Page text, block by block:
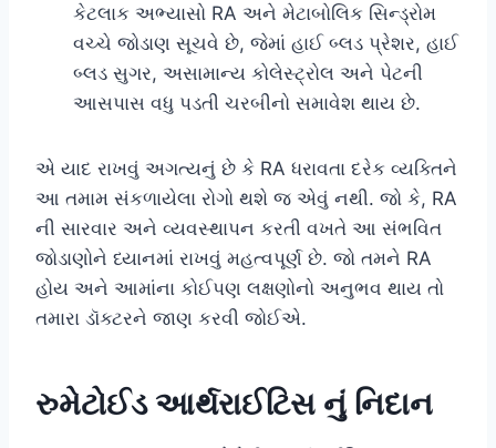
કેટલાક અભ્યાસો RA અને મેટાબોલિક સિન્ડ્રોમ
વચ્ચે જોડાણ સૂચવે છે, જેમાં હાઈ બ્લડ પ્રેશર, હાઈ
બ્લડ સુગર, અસામાન્ય કોલેસ્ટ્રોલ અને પેટની
આસપાસ વધુ પડતી ચરબીનો સમાવેશ થાય છે.
એ યાદ રાખવું અગત્યનું છે કે RA ધરાવતા દરેક વ્યક્તિને
આ તમામ સંકળાયેલા રોગો થશે જ એવું નથી. જો કે, RA
ની સારવાર અને વ્યવસ્થાપન કરતી વખતે આ સંભવિત
જોડાણોને ધ્યાનમાં રાખવું મહત્વપૂર્ણ છે. જો તમને RA
હોય અને આમાંના કોઈપણ લક્ષણોનો અનુભવ થાય તો
તમારા ડૉક્ટરને જાણ કરવી જોઈએ.
રુમેટોઈડ આર્થરાઈટિસ નું નિદાન